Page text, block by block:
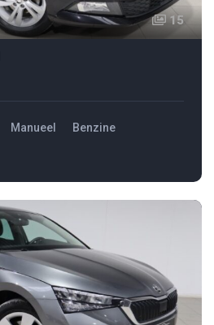
15
Manueel Benzine